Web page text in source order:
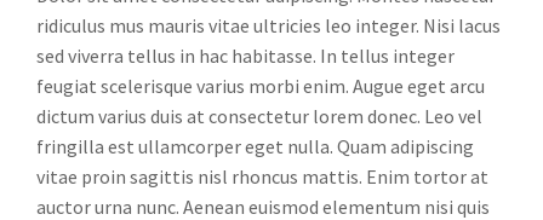
ridiculus mus mauris vitae ultricies leo integer. Nisi lacus
sed viverra tellus in hac habitasse. In tellus integer
feugiat scelerisque varius morbi enim. Augue eget arcu
dictum varius duis at consectetur lorem donec. Leo vel
fringilla est ullamcorper eget nulla. Quam adipiscing
vitae proin sagittis nisl rhoncus mattis. Enim tortor at
auctor urna nunc. Aenean euismod elementum nisi quis